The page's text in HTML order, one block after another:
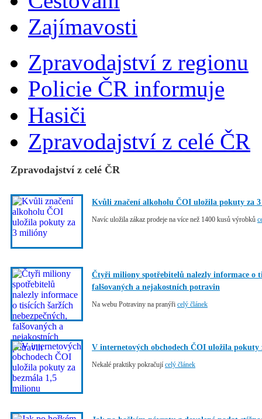
Zajímavosti
Zpravodajství z regionu
Policie ČR informuje
Hasiči
Zpravodajství z celé ČR
Zpravodajství z celé ČR
Kvůli značení alkoholu ČOI uložila pokuty za
Navíc uložila zákaz prodeje na více než 1400 kusů výrobků
Čtyři miliony spotřebitelů nalezly informace o
falšovaných a nejakostních potravin
Na webu Potraviny na pranýři celý článek
V internetových obchodech ČOI uložila pokuty
Nekalé praktiky pokračují celý článek